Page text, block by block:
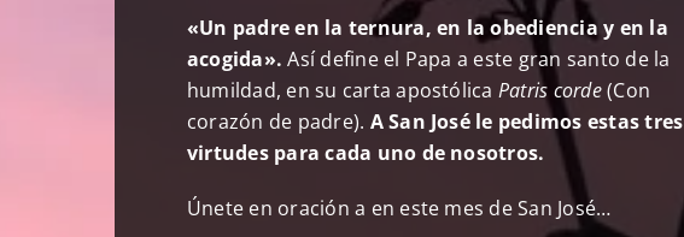
«Un padre en la ternura, en la obediencia y en la
acogida». Así define el Papa a este gran santo de la
humildad, en su carta apostólica Patris corde(Con
corazón de padre). A San José le pedimos estas tres
virtudes para cada uno de nosotros.
Únete en oración a en este mes de San José…